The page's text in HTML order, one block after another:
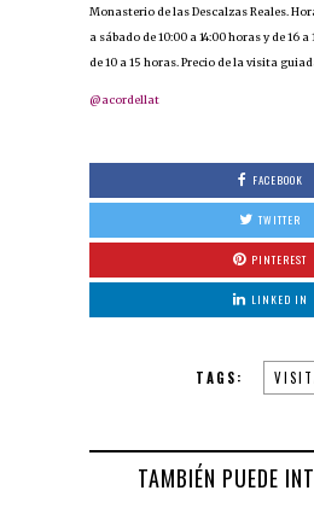
Monasterio de las Descalzas Reales.
a sábado de 10:00 a 14:00 horas y de 16
de 10 a 15 horas. Precio de la visita
@acordellat
FACEBOOK
TWITTER
PINTEREST
LINKED IN
TAGS:
TAMBIÉN PUEDE